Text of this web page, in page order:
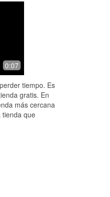
is clean
0:07
tiempo. Es
gratis. En
más cercana
tienda que